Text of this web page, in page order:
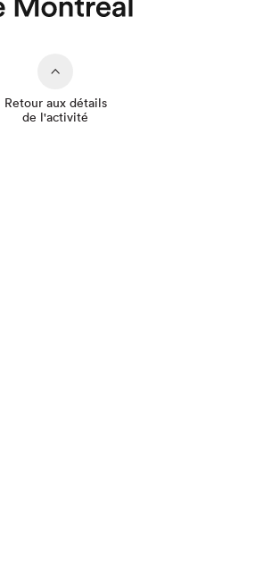
Retour aux détails
de l'activité